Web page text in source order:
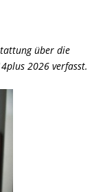
über die
2026 verfasst.